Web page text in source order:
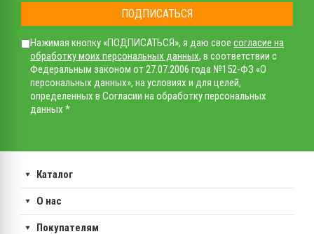
ПОДПИСАТЬСЯ
Нажимая кнопку «ПОДПИСАТЬСЯ», я даю свое согласие на
обработку моих персональных данных, в соответствии с
Федеральным законом от 27.07.2006 года №152-ФЗ «О
персональных данных», на условиях и для целей,
определенных в Согласии на обработку персональных
данных *
Каталог
О нас
Покупателям